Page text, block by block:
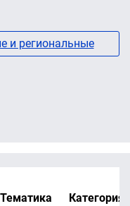
и региональные
Тематика Категория